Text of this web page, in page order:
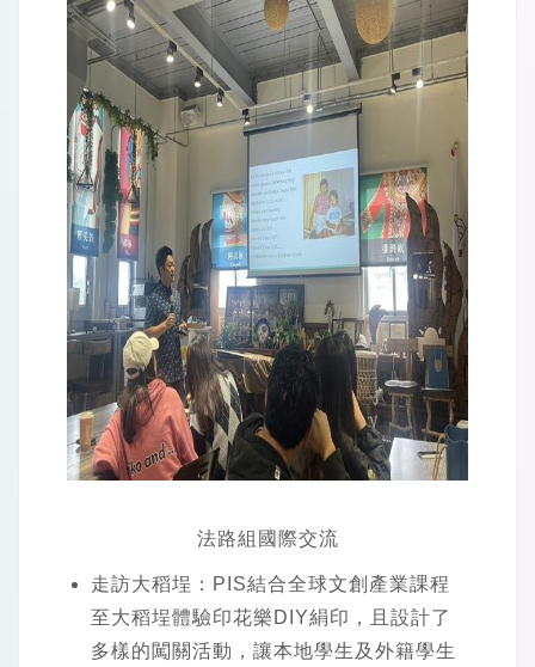
法路組國際交流
走訪大稻埕：PIS結合全球文創產業課程
至大稻埕體驗印花樂DIY絹印，且設計了
多樣的闖關活動，讓本地學生及外籍學生